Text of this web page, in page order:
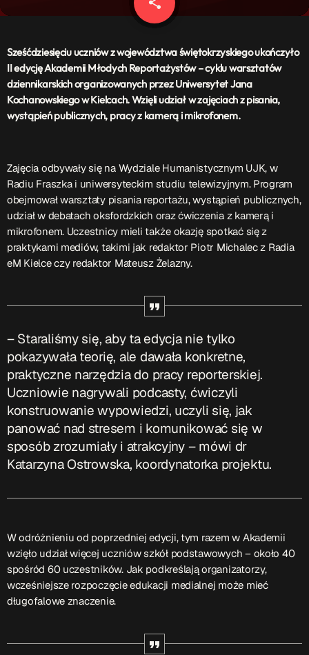
O nas
EKIPA
Rekrutacja Fraszka
Podcasty
Przydatne linki
Strona UJK
Klub WSPAK
Wirtualna Uczelnia
Biuro Karier
Punkt Interwencji Kryzysowej
Przydatne informacje
O nas– jedyna w Kielcach studencka stacja radiowa.
Projekt ruszył w październiku 2015 roku z inicjatywy
kieleckich studentów
Czytaj.wiecej…
Patronat medialny Radia Fraszka– regulamin, logotypy,
itp.Czytaj więcej…
search
Sześćdziesięciu uczniów z województwa świętokrzyskiego ukończyło
II edycję Akademii Młodych Reportażystów – cyklu warsztatów
dziennikarskich organizowanych przez Uniwersytet Jana
Kochanowskiego w Kielcach. Wzięli udział w zajęciach z pisania,
wystąpień publicznych, pracy z kamerą i mikrofonem.
Zajęcia odbywały się na Wydziale Humanistycznym UJK, w
Radiu Fraszka i uniwersyteckim studiu telewizyjnym. Program
obejmował warsztaty pisania reportażu, wystąpień publicznych,
udział w debatach oksfordzkich oraz ćwiczenia z kamerą i
mikrofonem. Uczestnicy mieli także okazję spotkać się z
praktykami mediów, takimi jak redaktor Piotr Michalec z Radia
eM Kielce czy redaktor Mateusz Żelazny.
– Staraliśmy się, aby ta edycja nie tylko
pokazywała teorię, ale dawała konkretne,
praktyczne narzędzia do pracy reporterskiej.
Uczniowie nagrywali podcasty, ćwiczyli
konstruowanie wypowiedzi, uczyli się, jak
panować nad stresem i komunikować się w
sposób zrozumiały i atrakcyjny – mówi dr
Katarzyna Ostrowska, koordynatorka projektu.
W odróżnieniu od poprzedniej edycji, tym razem w Akademii
wzięło udział więcej uczniów szkół podstawowych – około 40
spośród 60 uczestników. Jak podkreślają organizatorzy,
wcześniejsze rozpoczęcie edukacji medialnej może mieć
długofalowe znaczenie.